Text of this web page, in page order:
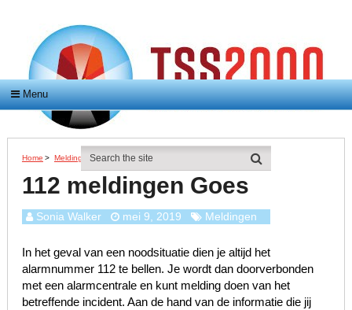
Menu
Home > Meldingen > 112 Meldingen Goes
112 meldingen Goes
Sonia Walker mei 9, 2019 Meldingen
In het geval van een noodsituatie dien je altijd het
alarmnummer 112 te bellen. Je wordt dan doorverbonden
met een alarmcentrale en kunt melding doen van het
betreffende incident. Aan de hand van de informatie die jij